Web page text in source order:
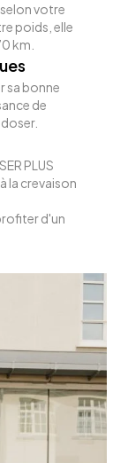
votre
poids, elle
km.
sa bonne
de
PLUS
la crevaison
d'un